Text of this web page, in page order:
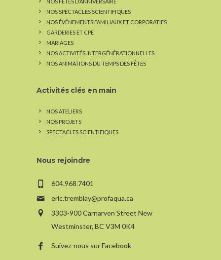
NOS SPECTACLES SCIENTIFIQUES
NOS ÉVÉNEMENTS FAMILIAUX ET CORPORATIFS
GARDERIES ET CPE
MARIAGES
NOS ACTIVITÉS INTERGÉNÉRATIONNELLES
NOS ANIMATIONS DU TEMPS DES FÊTES
Activités clés en main
NOS ATELIERS
NOS PROJETS
SPECTACLES SCIENTIFIQUES
Nous rejoindre
604.968.7401
eric.tremblay@profaqua.ca
3303-900 Carnarvon Street New
Westminster, BC V3M 0K4
Suivez-nous sur Facebook